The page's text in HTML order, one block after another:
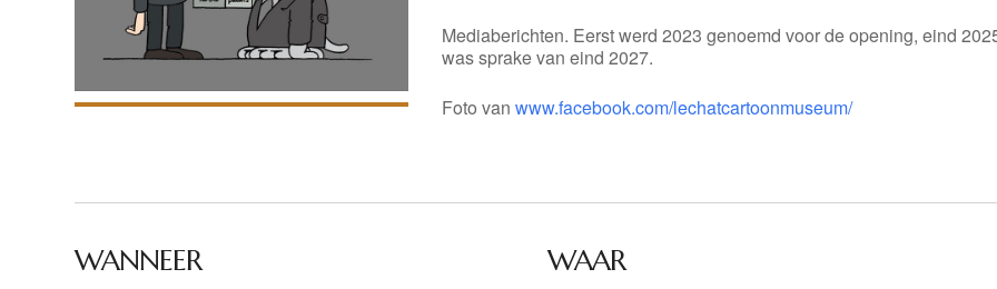
Mediaberichten. Eerst werd 2023 genoemd voor de opening, eind
was sprake van eind 2027.
Foto vanwww.facebook.com/lechatcartoonmuseum/
WANNEER WAAR